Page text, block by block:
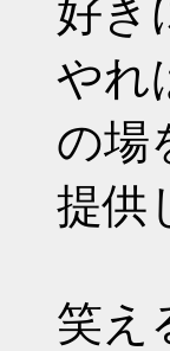
好き
やれ
の場
提供
笑え